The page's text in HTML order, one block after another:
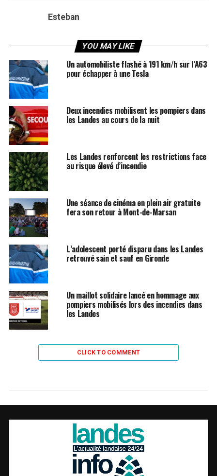
Esteban
YOU MAY LIKE
Un automobiliste flashé à 191 km/h sur l’A63
pour échapper à une Tesla
Deux incendies mobilisent les pompiers dans
les Landes au cours de la nuit
Les Landes renforcent les restrictions face
au risque élevé d’incendie
Une séance de cinéma en plein air gratuite
fera son retour à Mont-de-Marsan
L’adolescent porté disparu dans les Landes
retrouvé sain et sauf en Gironde
Un maillot solidaire lancé en hommage aux
pompiers mobilisés lors des incendies dans
les Landes
CLICK TO COMMENT